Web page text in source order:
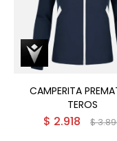
CAMPERITA
TEROS
$ 2.918 $